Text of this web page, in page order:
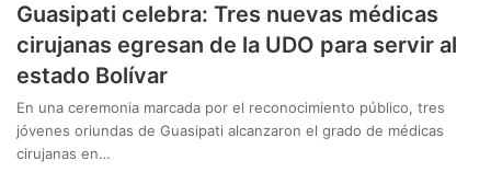
Guasipati celebra: Tres nuevas médicas
cirujanas egresan de la UDO para servir al
estado Bolívar
En una ceremonia marcada por el reconocimiento público, tres
jóvenes oriundas de Guasipati alcanzaron el grado de médicas
cirujanas en…